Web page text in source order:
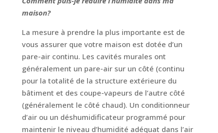
maison?
La mesure à prendre la plus importante est de
vous assurer que votre maison est dotée d’un
pare-air continu. Les cavités murales ont
généralement un pare-air sur un côté (continu
pour la totalité de la structure extérieure du
bâtiment et des coupe-vapeurs de l’autre côté
(généralement le côté chaud). Un conditionneur
d’air ou un déshumidificateur programmé pour
maintenir le niveau d’humidité adéquat dans l’air